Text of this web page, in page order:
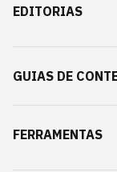
EDITORIAS
GUIAS DE
FERRAMENTAS